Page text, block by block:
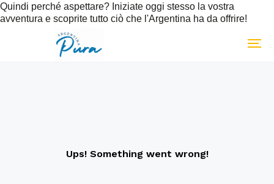
Quindi perché aspettare? Iniziate oggi stesso la vostra
avventura e scoprite tutto ciò che l'Argentina ha da offrire!